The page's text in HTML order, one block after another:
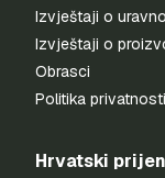
Izvještaji o
Izvještaji o
Obrasci
Politika privatnosti
Hrvatski